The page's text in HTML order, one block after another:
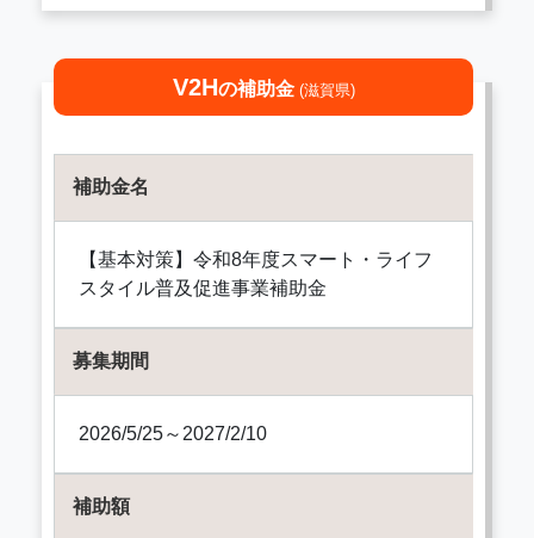
V2Hの補助金 (滋賀県)
補助金名
【基本対策】令和8年度スマート・ライフ
スタイル普及促進事業補助金
募集期間
2026/5/25～2027/2/10
補助額